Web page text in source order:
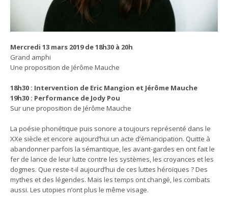
Mercredi 13 mars 2019 de 18h30 à 20h
Grand amphi
Une proposition de Jérôme Mauche
18h30 : Intervention de Eric Mangion et Jérôme Mauche
19h30 : Performance de Jody Pou
Sur une proposition de Jérôme Mauche
La poésie phonétique puis sonore a toujours représenté dans le
XXe siècle et encore aujourd’hui un acte d’émancipation. Quitte à
abandonner parfois la sémantique, les avant-gardes en ont fait le
fer de lance de leur lutte contre les systèmes, les croyances et les
dogmes. Que reste-t-il aujourd’hui de ces luttes héroïques ? Des
mythes et des légendes. Mais les temps ont changé, les combats
aussi. Les utopies n’ont plus le même visage.